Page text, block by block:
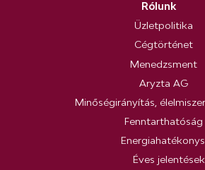
Rólunk
Üzletpolitika
Cégtörténet
Menedzsment
Aryzta AG
Minőségirányítás,
Fenntarthatóság
Éves jelentések